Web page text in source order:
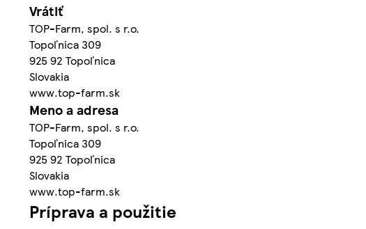
Vrátiť
TOP-Farm, spol. s r.o.
Topoľnica 309
925 92 Topoľnica
Slovakia
www.top-farm.sk
Meno a adresa
TOP-Farm, spol. s r.o.
Topoľnica 309
925 92 Topoľnica
Slovakia
www.top-farm.sk
Príprava a použitie